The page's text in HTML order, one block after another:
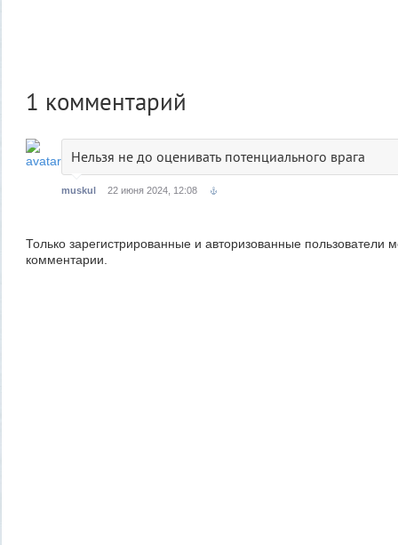
1 комментарий
Нельзя не до оценивать потенциального врага
muskul 22 июня 2024, 12:08
Только зарегистрированные и авторизованные пользователи
комментарии.